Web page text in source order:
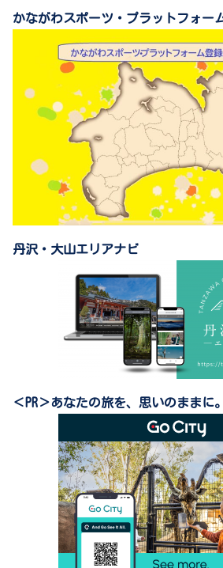
かながわスポーツ・プラットフォー
丹沢・大山エリアナビ
＜PR＞あなたの旅を、思いのままに。